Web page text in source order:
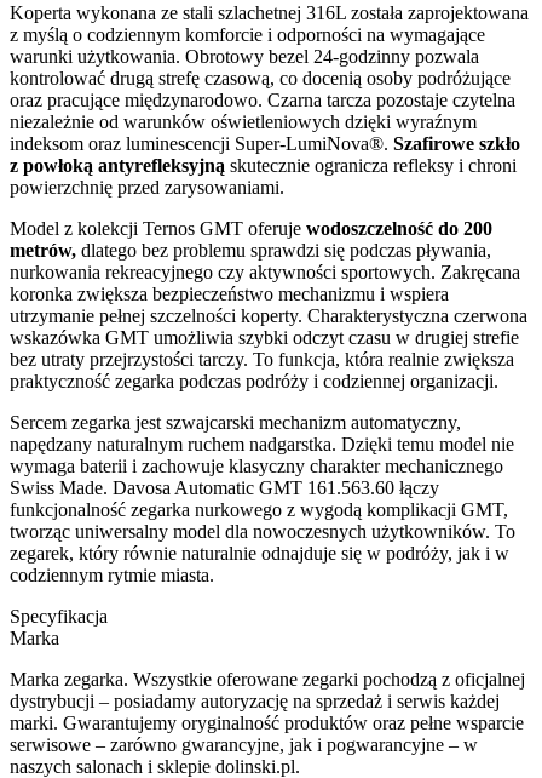
Koperta wykonana ze stali szlachetnej 316L została zaprojektowana
z myślą o codziennym komforcie i odporności na wymagające
warunki użytkowania. Obrotowy bezel 24-godzinny pozwala
kontrolować drugą strefę czasową, co docenią osoby podróżujące
oraz pracujące międzynarodowo. Czarna tarcza pozostaje czytelna
niezależnie od warunków oświetleniowych dzięki wyraźnym
indeksom oraz luminescencji Super-LumiNova®. Szafirowe szkło
z powłoką antyrefleksyjną skutecznie ogranicza refleksy i chroni
powierzchnię przed zarysowaniami.
Model z kolekcji Ternos GMT oferuje wodoszczelność do 200
metrów, dlatego bez problemu sprawdzi się podczas pływania,
nurkowania rekreacyjnego czy aktywności sportowych. Zakręcana
koronka zwiększa bezpieczeństwo mechanizmu i wspiera
utrzymanie pełnej szczelności koperty. Charakterystyczna czerwona
wskazówka GMT umożliwia szybki odczyt czasu w drugiej strefie
bez utraty przejrzystości tarczy. To funkcja, która realnie zwiększa
praktyczność zegarka podczas podróży i codziennej organizacji.
Sercem zegarka jest szwajcarski mechanizm automatyczny,
napędzany naturalnym ruchem nadgarstka. Dzięki temu model nie
wymaga baterii i zachowuje klasyczny charakter mechanicznego
Swiss Made. Davosa Automatic GMT 161.563.60 łączy
funkcjonalność zegarka nurkowego z wygodą komplikacji GMT,
tworząc uniwersalny model dla nowoczesnych użytkowników. To
zegarek, który równie naturalnie odnajduje się w podróży, jak i w
codziennym rytmie miasta.
Specyfikacja
Marka
Marka zegarka. Wszystkie oferowane zegarki pochodzą z oficjalnej
dystrybucji – posiadamy autoryzację na sprzedaż i serwis każdej
marki. Gwarantujemy oryginalność produktów oraz pełne wsparcie
serwisowe – zarówno gwarancyjne, jak i pogwarancyjne – w
naszych salonach i sklepie dolinski.pl.